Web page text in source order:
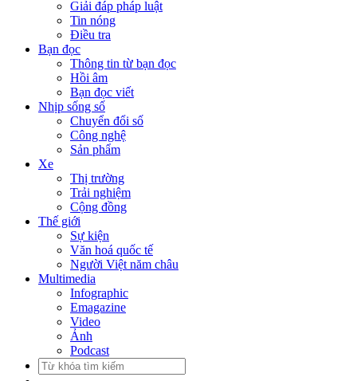
Giải đáp pháp luật
Tin nóng
Điều tra
Bạn đọc
Thông tin từ bạn đọc
Hồi âm
Bạn đọc viết
Nhịp sống số
Chuyển đổi số
Công nghệ
Sản phẩm
Xe
Thị trường
Trải nghiệm
Cộng đồng
Thế giới
Sự kiện
Văn hoá quốc tế
Người Việt năm châu
Multimedia
Infographic
Emagazine
Video
Ảnh
Podcast